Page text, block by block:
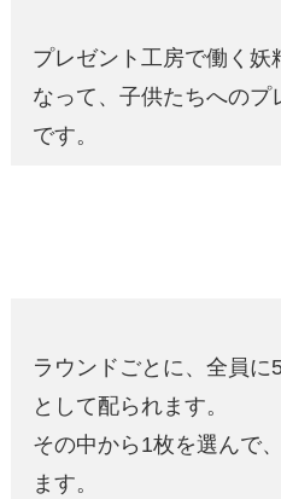
プレゼント工房で働く妖
なって、子供たちへのプ
です。
ラウンドごとに、全員
として配られます。
その中から1枚を選んで
ます。